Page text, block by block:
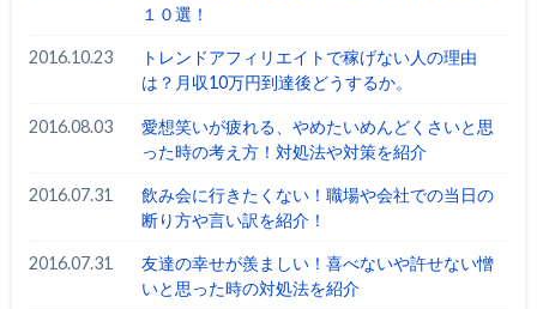
１０選！
2016.10.23
トレンドアフィリエイトで稼げない人の理由
は？月収10万円到達後どうするか。
2016.08.03
愛想笑いが疲れる、やめたいめんどくさいと思
った時の考え方！対処法や対策を紹介
2016.07.31
飲み会に行きたくない！職場や会社での当日の
断り方や言い訳を紹介！
2016.07.31
友達の幸せが羨ましい！喜べないや許せない憎
いと思った時の対処法を紹介